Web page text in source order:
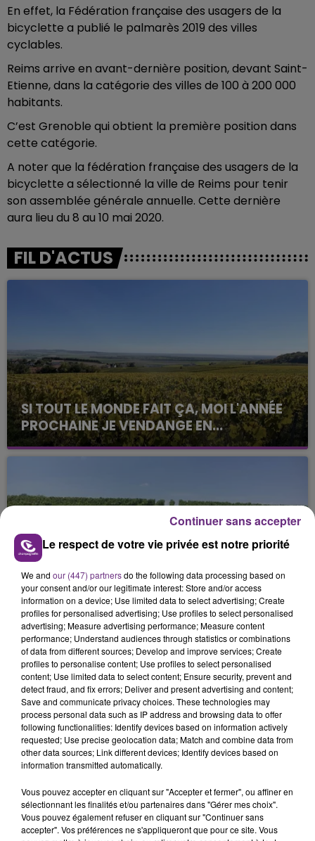
En effet, la Fédération française des usagers de la
bicyclette a publié le palmarès 2019 des villes
cyclables.
Reims arrive en avant-dernière position, devant Saint-
Etienne, dans la catégorie des villes de 100 à 200 000
habitants.
C’est Grenoble qui obtient la première position dans
cette catégorie.
A noter que la fédération française des usagers de la
bicyclette a sélectionné la ville de Reims pour tenir
son assemblée générale annuelle. Cette dernière
aura lieu du 8 au 10 mai 2020.
FIL D'ACTUS
SI TOUT LE MONDE FAIT ÇA, MOI L'ANNÉE
PROCHAINE JE VENDANGE EN...
La vendange en Champagne a débuté ce jeudi 6
août dans la commune de Montgueux (Aube). Du
L'INSPECTION DU TRAVAIL RAPPELLE À
L'ORDRE SUR LES CONDITIONS DE...
Alors que les dates de début des vendange 2026
s'est avéré être plus précoce que prévu,
l'inspection du Travail en profite pour rappeler
les conditions de...
TITRES DIFFUSÉS
4h49
4h49 4h45
4h45
Le respect de votre vie privée est notre priorité
We and our (447) partnersdo the following data processing based on
your consent and/or our legitimate interest: Store and/or access
information on a device; Use limited data to select advertising; Create
profiles for personalised advertising; Use profiles to select personalised
advertising; Measure advertising performance; Measure content
performance; Understand audiences through statistics or combinations
of data from different sources; Develop and improve services; Create
profiles to personalise content; Use profiles to select personalised
content; Use limited data to select content; Ensure security, prevent and
detect fraud, and fix errors; Deliver and present advertising and content;
Save and communicate privacy choices. These technologies may
process personal data such as IP address and browsing data to offer
following functionalities: Identify devices based on information actively
requested; Use precise geolocation data; Match and combine data from
other data sources; Link different devices; Identify devices based on
information transmitted automatically.
Vous pouvez accepter en cliquant sur "Accepter et fermer", ou affiner en
sélectionnant les finalités et/ou partenaires dans "Gérer mes choix".
Vous pouvez également refuser en cliquant sur "Continuer sans
accepter". Vos préférences ne s'appliqueront que pour ce site. Vous
Continuer sans accepter